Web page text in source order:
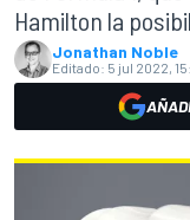
Hamilton la
Jonathan Noble
Editado: 5 jul 2022,